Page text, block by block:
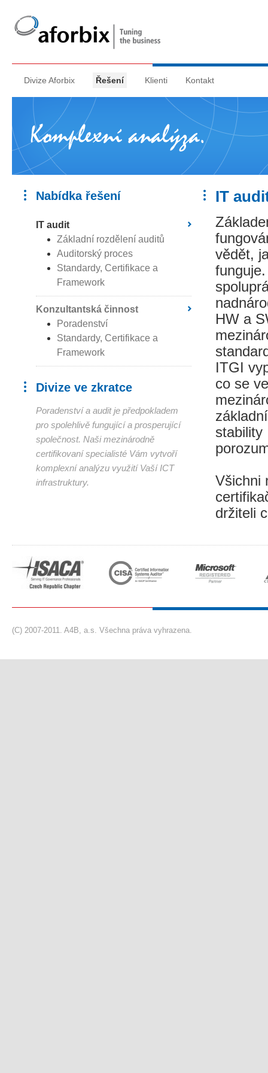
Divize Aforbix Řešení Klienti Kontakt
Nabídka řešení
IT audit
Základní rozdělení auditů
Auditorský proces
Standardy, Certifikace a
Framework
Konzultantská činnost
Poradenství
Standardy, Certifikace a
Framework
Divize ve zkratce
Poradenství a audit je předpokladem
pro spolehlivě fungující a prosperující
společnost. Naši mezinárodně
certifikovaní specialisté Vám vytvoří
komplexní analýzu využití Vaší ICT
infrastruktury.
IT
vědět,
HW a
ITGI
co se
stability
Všichni
držiteli
(C) 2007-2011. A4B, a.s. Všechna práva vyhrazena.